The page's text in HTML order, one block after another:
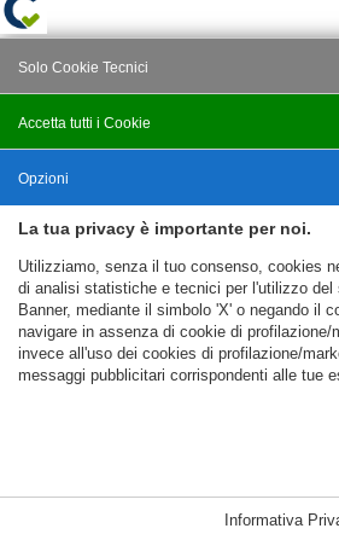
La tua privacy è importante per noi.
Utilizziamo, senza il tuo consenso, cookies
di analisi statistiche e tecnici per l'utilizzo del
Banner, mediante il simbolo 'X' o negando il
navigare in assenza di cookie di profilazione/
invece all'uso dei cookies di profilazione/
messaggi pubblicitari corrispondenti alle tue
Cookie Necessari, Tecnici di Sessione
Accetta tutti i Cookie
Solo Cookie Tecnici
Salva
Opzioni
Nascondi Opzioni
Informativa